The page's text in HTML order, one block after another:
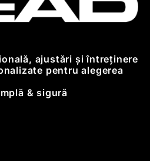
ajustări și întreținere
pentru alegerea
& sigură